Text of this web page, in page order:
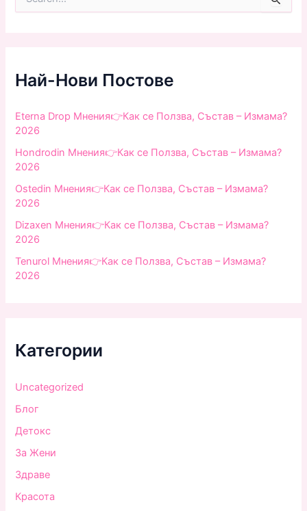
f
o
:
Най-Нови Постове
Eterna Drop Мнения👉Как се Ползва, Състав – Измама?
2026
Hondrodin Мнения👉Как се Ползва, Състав – Измама?
2026
Ostedin Мнения👉Как се Ползва, Състав – Измама?
2026
Dizaxen Мнения👉Как се Ползва, Състав – Измама?
2026
Tenurol Мнения👉Как се Ползва, Състав – Измама?
2026
Категории
Uncategorized
Блог
Детокс
За Жени
Здраве
Красота